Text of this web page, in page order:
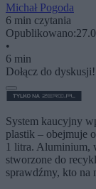
Michał Pogoda
6 min czytania
Opublikowano:
•
6 min
Dołącz do dyskusji!
System kaucyjny
plastik – obejmuje
1 litra. Aluminium,
stworzone do
sprawdźmy, kto na